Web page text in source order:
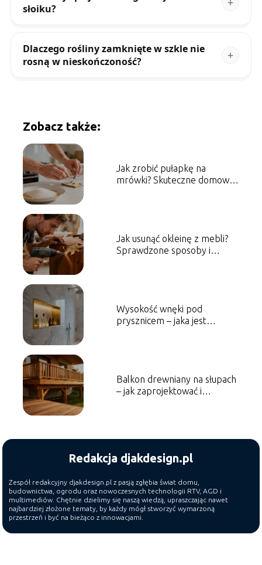
słoiku?
Dlaczego rośliny zamknięte w szkle nie
rosną w nieskończoność?
Zobacz także:
Jak zrobić pułapkę na
mrówki? Skuteczne domowe
Jak usunąć okleinę z mebli?
Sprawdzone sposoby i
Wysokość wnęki pod
prysznicem – jaka jest
Balkon drewniany na słupach
– jak zaprojektować i
Redakcja djakdesign.pl
Zespół redakcyjny djakdesign.pl z pasją zgłębia świat domu,
budownictwa, ogrodu oraz nowoczesnych technologii RTV, AGD i
multimediów. Chętnie dzielimy się naszą wiedzą, upraszczając nawet
najbardziej złożone tematy, by każdy mógł stworzyć wymarzoną
przestrzeń i być na bieżąco z innowacjami.